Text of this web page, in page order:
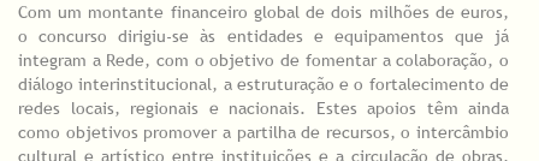
Com um montante financeiro global de dois milhões de euros,
o concurso dirigiu-se às entidades e equipamentos que já
integram a Rede, com o objetivo de fomentar a colaboração, o
diálogo interinstitucional, a estruturação e o fortalecimento de
redes locais, regionais e nacionais. Estes apoios têm ainda
como objetivos promover a partilha de recursos, o intercâmbio
cultural e artístico entre instituições e a circulação de obras,